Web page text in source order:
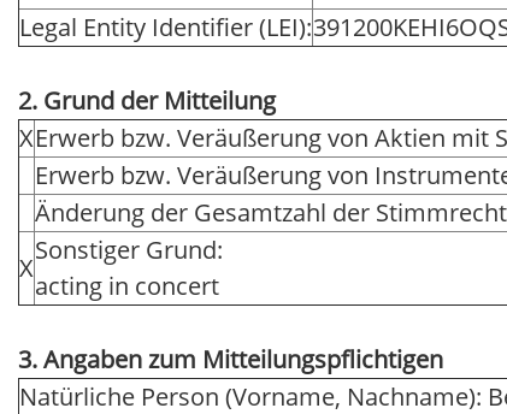
Legal Entity Identifier (LEI):
2. Grund der Mitteilung
XErwerb bzw. Veräußerung von Aktien mit
Erwerb bzw. Veräußerung von
Änderung der Gesamtzahl der
X
Sonstiger Grund:
acting in concert
3. Angaben zum Mitteilungspflichtigen
Natürliche Person (Vorname, Nachname):